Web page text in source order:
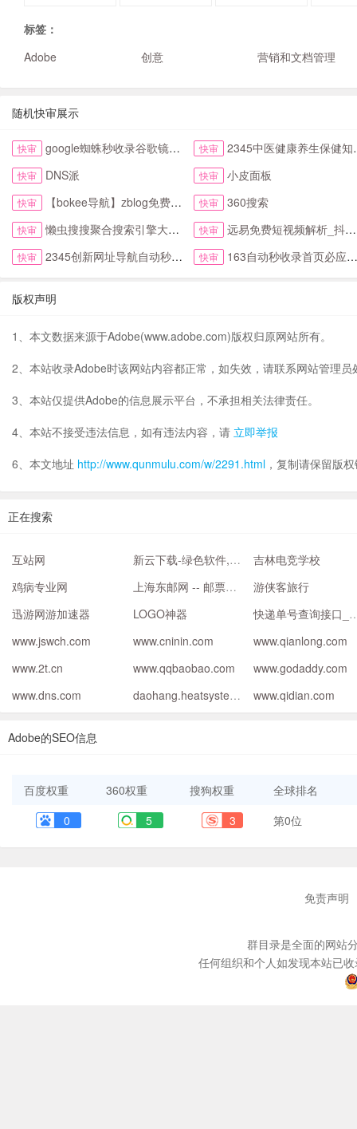
标签：
Adobe
创意 营销和文档管理
随机快审展示
快审 google蜘蛛秒收录谷歌镜像访问助手首页 快审 2345中医健康养生保健知识网
快审 DNS派 快审 小皮面板
快审 【bokee导航】zblog免费自动收录检查反链 快审 360搜索
快审 懒虫搜搜聚合搜索引擎大全抖音头条综合搜索 快审 远易免费短视频解析_抖音皮皮虾微视快手去水印
快审 2345创新网址导航自动秒收录首页 快审 163自动秒收录首页必应网址导航
版权声明
1、本文数据来源于Adobe(www.adobe.com)版权归原网站所有。
2、本站收录Adobe时该网站内容都正常，如失效，请联系网站管理员
3、本站仅提供Adobe的信息展示平台，不承担相关法律责任。
4、本站不接受违法信息，如有违法内容，请 立即举报
6、本文地址 http://www.qunmulu.com/w/2291.html ，复制请保留版
正在搜索
互站网 新云下载-绿色软件,最安全的手机软件下载中心-新云软件园
吉林电竞学校
鸡病专业网
上海东邮网 -- 邮票收购,邮票回收,2021邮票行情,邮票价格查询,邮票零售网站
游侠客旅行
迅游网游加速器
LOGO神器
快递单号查询接口_免费快递查询
www.jswch.com
www.cninin.com
www.qianlong.com
www.2t.cn
www.qqbaobao.com
www.godaddy.com
www.dns.com
daohang.heatsystem.cn www.qidian.com
Adobe的SEO信息
百度权重 360权重 搜狗权重
全球排名
0
5 3 第0位
免责声明
群目录是全面的网站
任何组织和个人如发现本站已